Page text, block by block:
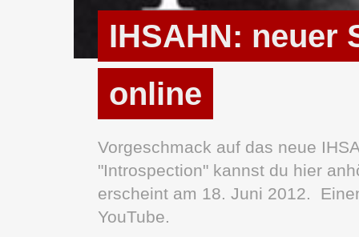
IHSAHN: neuer
online
Vorgeschmack auf das neue
"Introspection" kannst du hier
erscheint am 18. Juni 2012.
YouTube.